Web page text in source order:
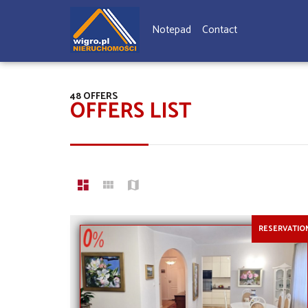
Notepad Contact
OFFERS LIST
48 OFFERS